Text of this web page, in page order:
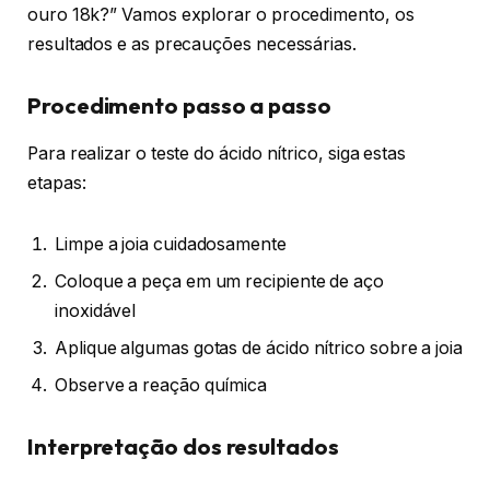
ouro 18k?” Vamos explorar o procedimento, os
resultados e as precauções necessárias.
Procedimento passo a passo
Para realizar o teste do ácido nítrico, siga estas
etapas:
Limpe a joia cuidadosamente
Coloque a peça em um recipiente de aço
inoxidável
Aplique algumas gotas de ácido nítrico sobre a joia
Observe a reação química
Interpretação dos resultados